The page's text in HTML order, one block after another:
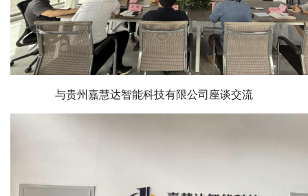
与贵州嘉慧达智能科技有限公司座谈交流